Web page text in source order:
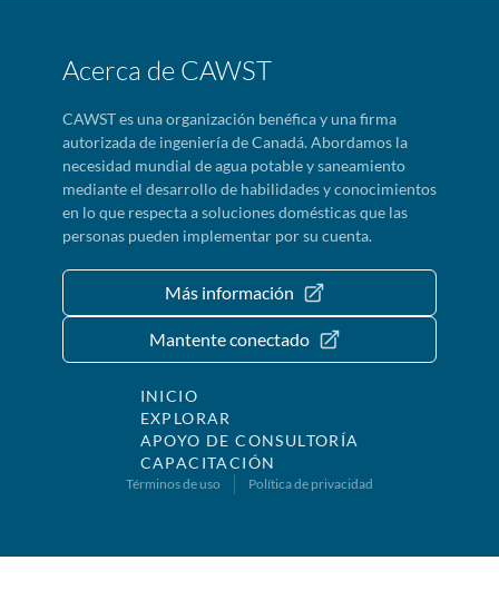
Acerca de CAWST
CAWST es una organización benéfica y una firma
autorizada de ingeniería de Canadá. Abordamos la
necesidad mundial de agua potable y saneamiento
mediante el desarrollo de habilidades y conocimientos
en lo que respecta a soluciones domésticas que las
personas pueden implementar por su cuenta.
Más información
Mantente conectado
INICIO
EXPLORAR
APOYO DE CONSULTORÍA
CAPACITACIÓN
Términos de uso Política de privacidad